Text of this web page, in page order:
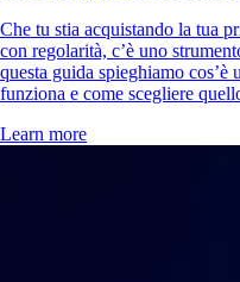
Che tu stia acquistando la tua
con regolarità, c’è uno
questa guida spieghiamo
funziona e come scegliere
Learn more